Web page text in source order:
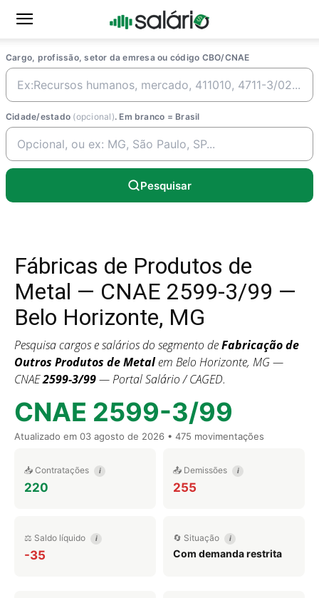
Cargo, profissão, setor da emresa ou código CBO/CNAE
Cidade/estado (opcional). Em branco = Brasil
Pesquisar
Fábricas de Produtos de
Metal — CNAE 2599-3/99 —
Belo Horizonte, MG
Pesquisa cargos e salários do segmento deFabricação de
Outros Produtos de Metalem Belo Horizonte, MG —
CNAE2599-3/99— Portal Salário / CAGED.
CNAE 2599-3/99
Atualizado em 03 agosto de 2026 • 475 movimentações
📥 Contratações i
220
📤 Demissões i
255
⚖️ Saldo líquido i
-35
🔄 Situação i
Com demanda restrita